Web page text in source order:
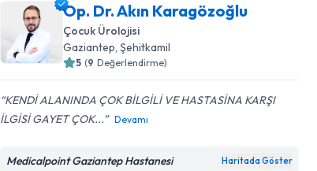
Op. Dr. Akın Karagözoğlu
Çocuk Ürolojisi
Gaziantep, Şehitkamil
5 (9 Değerlendirme)
KENDİ ALANINDA ÇOK BİLGİLİ VE HASTASİNA KARŞI
İLGİSİ GAYET ÇOK...
Devamı
Medicalpoint Gaziantep Hastanesi Haritada Göster